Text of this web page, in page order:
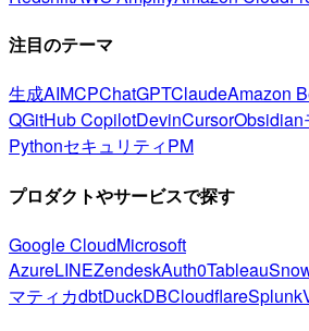
注目のテーマ
生成AIMCPChatGPTClaudeAmazon
QGitHub CopilotDevinCursorObsidian
PythonセキュリティPM
プロダクトやサービスで探す
Google CloudMicrosoft
AzureLINEZendeskAuth0Tableau
マティカdbtDuckDBCloudflareSplunk